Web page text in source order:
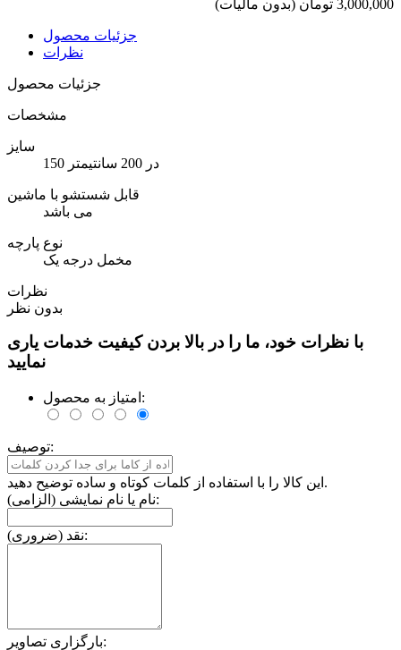
3,000,000 تومان (بدون مالیات)
جزئیات محصول
نظرات
جزئیات محصول
مشخصات
سایز
150 در 200 سانتیمتر
قابل شستشو با ماشین
می باشد
نوع پارچه
مخمل درجه یک
نظرات
بدون نظر
با نظرات خود، ما را در بالا بردن کیفیت خدمات یاری
نمایید
امتیاز به محصول:
توصیف:
این کالا را با استفاده از کلمات کوتاه و ساده توضیح دهید.
نام یا نام نمایشی (الزامی):
نقد (ضروری):
بارگزاری تصاویر: